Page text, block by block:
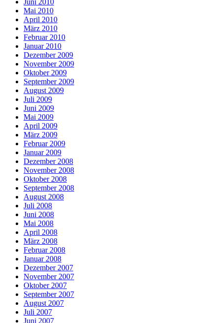
Juni 2010
Mai 2010
April 2010
März 2010
Februar 2010
Januar 2010
Dezember 2009
November 2009
Oktober 2009
September 2009
August 2009
Juli 2009
Juni 2009
Mai 2009
April 2009
März 2009
Februar 2009
Januar 2009
Dezember 2008
November 2008
Oktober 2008
September 2008
August 2008
Juli 2008
Juni 2008
Mai 2008
April 2008
März 2008
Februar 2008
Januar 2008
Dezember 2007
November 2007
Oktober 2007
September 2007
August 2007
Juli 2007
Juni 2007